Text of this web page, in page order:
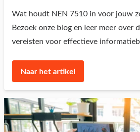
Wat houdt NEN 7510 in voor jouw
Bezoek onze blog en leer meer over
vereisten voor effectieve
Naar het artikel